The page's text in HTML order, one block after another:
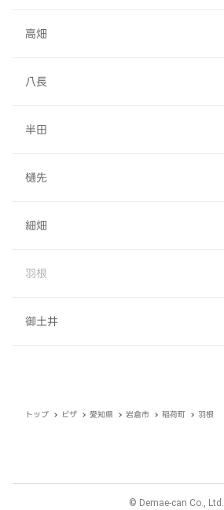
高畑
八長
半田
樋先
細畑
羽根
御土井
トップ ピザ 愛知県 岩倉市 稲荷町 羽根
© Demae-can Co., Ltd.